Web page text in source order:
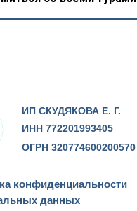
ИП СКУДЯКОВА Е. Г.
конфиденциальности
данных
ИНН 772201993405
ОГРН 320774600200570